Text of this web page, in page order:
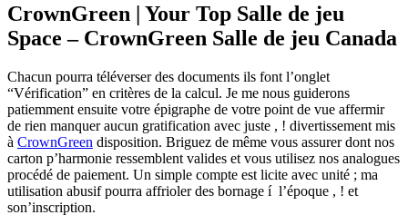
CrownGreen | Your Top Salle de jeu
Space – CrownGreen Salle de jeu Canada
Chacun pourra téléverser des documents ils font l’onglet
“Vérification” en critères de la calcul. Je me nous guiderons
patiemment ensuite votre épigraphe de votre point de vue affermir
de rien manquer aucun gratification avec juste , ! divertissement mis
à CrownGreen disposition. Briguez de même vous assurer dont nos
carton p’harmonie ressemblent valides et vous utilisez nos analogues
procédé de paiement. Un simple compte est licite avec unité ; ma
utilisation abusif pourra affrioler des bornage í l’époque , ! et
son’inscription.